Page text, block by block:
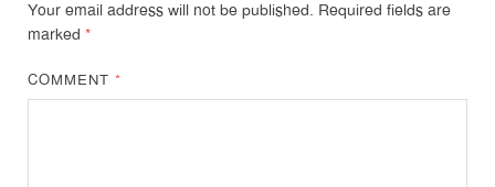
Your email address will not be published. Required fields are
marked *
COMMENT*